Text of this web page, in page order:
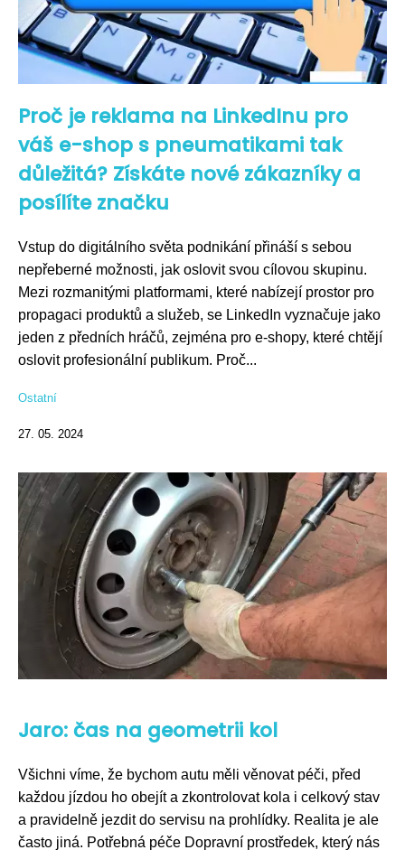
Proč je reklama na LinkedInu pro
váš e-shop s pneumatikami tak
důležitá? Získáte nové zákazníky a
posílíte značku
Vstup do digitálního světa podnikání přináší s sebou
nepřeberné možnosti, jak oslovit svou cílovou skupinu.
Mezi rozmanitými platformami, které nabízejí prostor pro
propagaci produktů a služeb, se LinkedIn vyznačuje jako
jeden z předních hráčů, zejména pro e-shopy, které chtějí
oslovit profesionální publikum. Proč...
Ostatní
27. 05. 2024
Jaro: čas na geometrii kol
Všichni víme, že bychom autu měli věnovat péči, před
každou jízdou ho obejít a zkontrolovat kola i celkový stav
a pravidelně jezdit do servisu na prohlídky. Realita je ale
často jiná. Potřebná péče Dopravní prostředek, který nás